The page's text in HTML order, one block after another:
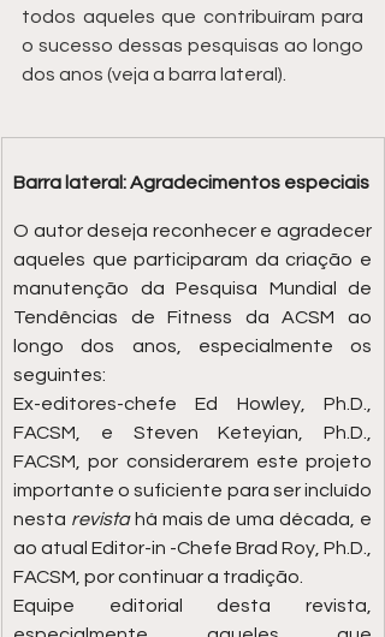
todos aqueles que contribuíram para
o sucesso dessas pesquisas ao longo
dos anos (veja a barra lateral).
Barra lateral: Agradecimentos especiais
O autor deseja reconhecer e agradecer
aqueles que participaram da criação e
manutenção da Pesquisa Mundial de
Tendências de Fitness da ACSM ao
longo dos anos, especialmente os
seguintes:
Ex-editores-chefe Ed Howley, Ph.D.,
FACSM, e Steven Keteyian, Ph.D.,
FACSM, por considerarem este projeto
importante o suficiente para ser incluído
nesta revista há mais de uma década, e
ao atual Editor-in -Chefe Brad Roy, Ph.D.,
FACSM, por continuar a tradição.
Equipe editorial desta revista,